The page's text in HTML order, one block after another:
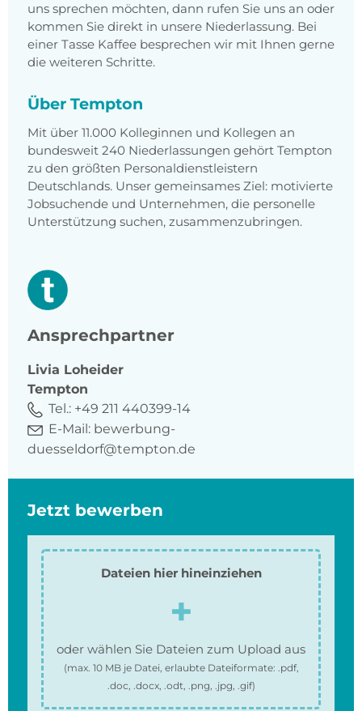
uns sprechen möchten, dann rufen Sie uns an oder
kommen Sie direkt in unsere Niederlassung. Bei
einer Tasse Kaffee besprechen wir mit Ihnen gerne
die weiteren Schritte.
Über Tempton
Mit über 11.000 Kolleginnen und Kollegen an
bundesweit 240 Niederlassungen gehört Tempton
zu den größten Personaldienstleistern
Deutschlands. Unser gemeinsames Ziel: motivierte
Jobsuchende und Unternehmen, die personelle
Unterstützung suchen, zusammenzubringen.
Ansprechpartner
Livia Loheider
Tempton
Tel.: +49 211 440399-14
E-Mail: bewerbung-
duesseldorf@tempton.de
Jetzt bewerben
Dateien hier hineinziehen
oder wählen Sie Dateien zum Upload aus
(max. 10 MBje Datei, erlaubte Dateiformate: .pdf,
.doc, .docx, .odt, .png, .jpg, .gif)